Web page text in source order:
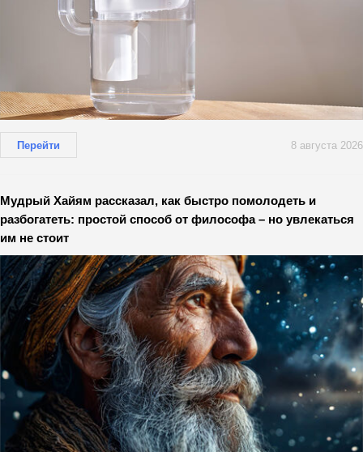
Перейти 8 августа 2026
Мудрый Хайям рассказал, как быстро помолодеть и
разбогатеть: простой способ от философа – но увлекаться
им не стоит